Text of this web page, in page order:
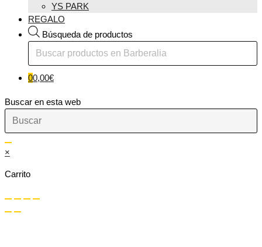
YS PARK
REGALO
Búsqueda de productos
00,00€
Buscar en esta web
×
Carrito